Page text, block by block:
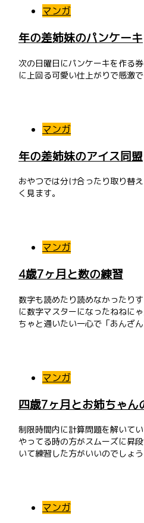
マンガ
年の差姉妹のパンケーキ
次の日曜日にパンケーキを作る
に上回る可愛い仕上がりで感激で
マンガ
年の差姉妹のアイス同盟
おやつでは分け合ったり取り替
く見ます。
マンガ
4歳7ヶ月と数の練習
数字も読めたり読めなかったり
に数字マスターになったねねに
ちゃと通いたい一心で「あんざ
マンガ
四歳7ヶ月とお姉ちゃん
制限時間内に計算問題を解いて
やってる時の方がスムーズに昇
いて練習した方がいいのでしょ
マンガ